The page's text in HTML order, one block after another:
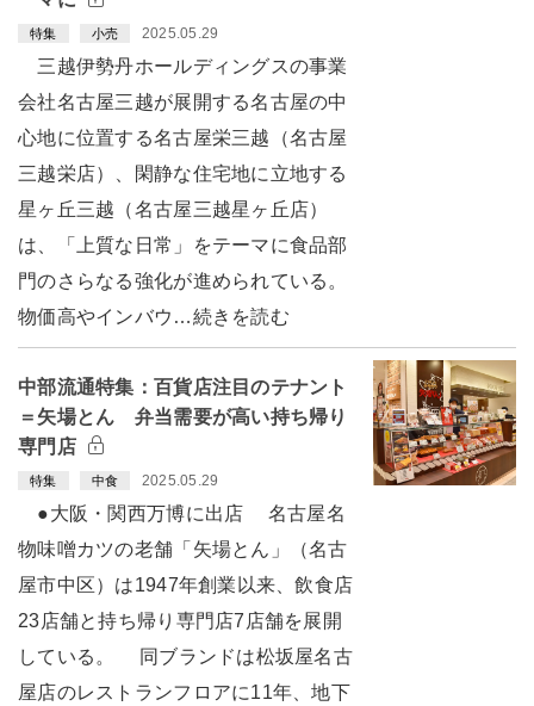
特集 小売 2025.05.29
三越伊勢丹ホールディングスの事業
会社名古屋三越が展開する名古屋の中
心地に位置する名古屋栄三越（名古屋
三越栄店）、閑静な住宅地に立地する
星ヶ丘三越（名古屋三越星ヶ丘店）
は、「上質な日常」をテーマに食品部
門のさらなる強化が進められている。
物価高やインバウ…続きを読む
中部流通特集：百貨店注目のテナント
＝矢場とん 弁当需要が高い持ち帰り
専門店
特集 中食 2025.05.29
●大阪・関西万博に出店 名古屋名
物味噌カツの老舗「矢場とん」（名古
屋市中区）は1947年創業以来、飲食店
23店舗と持ち帰り専門店7店舗を展開
している。 同ブランドは松坂屋名古
屋店のレストランフロアに11年、地下